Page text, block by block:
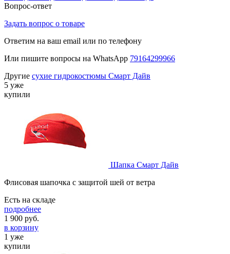
Вопрос-ответ
Задать вопрос о товаре
Ответим на ваш email или по телефону
Или пишите вопросы на WhatsApp 79164299966
Другие сухие гидрокостюмы Смарт Дайв
5 уже
купили
Шапка Смарт Дайв
Флисовая шапочка с защитой шей от ветра
Есть на складе
подробнее
1 900 руб.
в корзину
1 уже
купили